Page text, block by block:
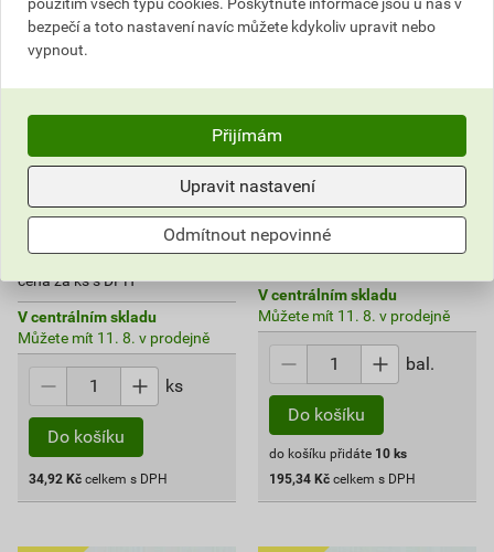
DZM 10 GZ
34,92Kč
cena za ks s DPH
V centrálním skladu
Můžete mít 11. 8. v prodejně
ks
Do košíku
34,92 Kč celkem s DPH
DZM 8 GZ
19,53Kč
cena za ks s DPH
219,76 Kč
195,34Kč
cena za bal. s DPH
V centrálním skladu
Můžete mít 11. 8. v prodejně
bal.
Do košíku
do košíku přidáte 10 ks
195,34 Kč celkem s DPH
bezpečí a toto nastavení navíc můžete kdykoliv upravit nebo
vypnout.
Přijímám
Upravit nastavení
Odmítnout nepovinné